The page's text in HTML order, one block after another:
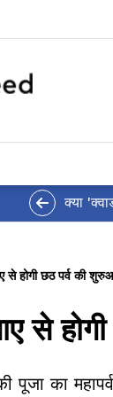
से होगी छठ पर्व की
से
पूजा का